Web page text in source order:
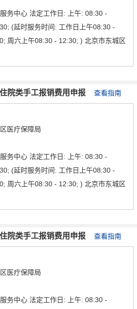
务中心 法定工作日: 上午: 08:30 -
(延时服务时间: 工作日上午08:30 -
周六上午08:30 - 12:30; ) 北京市东城区
查看指南
住院类手工报销费用申报
医疗保障局
务中心 法定工作日: 上午: 08:30 -
(延时服务时间: 工作日上午08:30 -
周六上午08:30 - 12:30; ) 北京市东城区
查看指南
住院类手工报销费用申报
医疗保障局
务中心 法定工作日: 上午: 08:30 -